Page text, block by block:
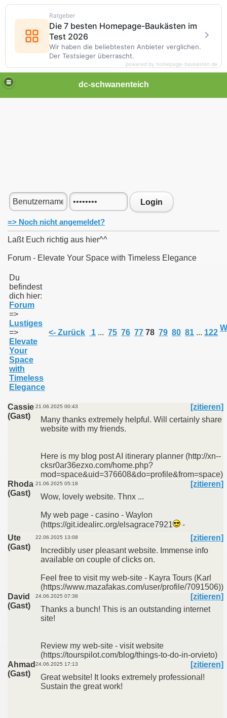
dc-schwanenteich
Login
=> Noch nicht angemeldet?
Laßt Euch richtig aus hier^^
Forum - Elevate Your Space with Timeless Elegance
Du
befindest
dich hier:
Forum
=>
Lustiges
=>
Elevate
Your
Space
with
Timeless
Elegance
<- Zurück 1 ... 75 76 77 78 79 80 81 ... 122
Cassie
(Gast)
21.06.2025 00:43
[zitieren]
Many thanks extremely helpful. Will certainly share
website with my friends.
Here is my blog post AI itinerary planner (http://xn--
cksr0ar36ezxo.com/home.php?
mod=space&uid=376608&do=profile&from=space)
Rhoda
(Gast)
21.06.2025 05:18
[zitieren]
Wow, lovely website. Thnx ...
My web page - casino - Waylon
(https://git.idealirc.org/elsagrace7921
-
Ute
(Gast)
22.06.2025 13:08
[zitieren]
Incredibly user pleasant website. Immense info
available on couple of clicks on.
Feel free to visit my web-site - Kayra Tours (Karl
(https://www.mazafakas.com/user/profile/7091506))
David
(Gast)
24.06.2025 07:38
[zitieren]
Thanks a bunch! This is an outstanding internet
site!
Review my web-site - visit website
(https://tourspilot.com/blog/things-to-do-in-orvieto)
Ahmad
(Gast)
24.06.2025 17:13
[zitieren]
Great website! It looks extremely professional!
Sustain the great work!
Ratgeber
Die 7 besten Homepage-Baukästen im
Test 2026
Wir haben die beliebtesten Anbieter verglichen.
Der Testsieger überrascht.
powered by homepage-baukasten.de